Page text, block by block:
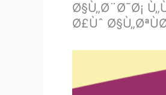
Ø§Ù„Ø¨Ø¯Ø¡
Ø£Ùˆ